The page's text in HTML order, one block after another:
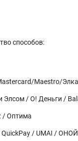
способов:
Maestro/
Элсом / О! Деньги /
/ Оптима
/ UMAI /